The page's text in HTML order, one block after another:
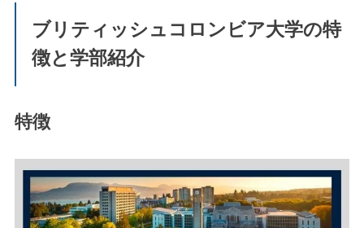
ブリティッシュコロンビア大学の特
徴と学部紹介
特徴